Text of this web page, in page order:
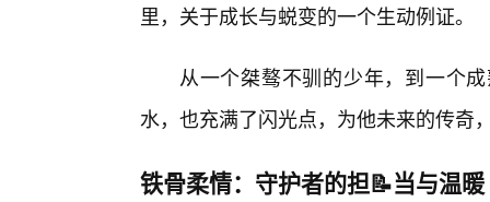
里，关于成长与蜕变的一个生动例证。
从一个桀骜不驯的少年，到一个
水，也充满了闪光点，为他未来的传奇
铁骨柔情：守护者的担📝当与温暖